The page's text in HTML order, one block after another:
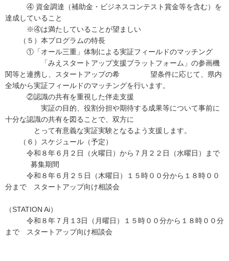
④ 資金調達（補助金・ビジネスコンテスト賞金等を含む）を
達成していること
※④は満たしていることが望ましい
（５）本プログラムの特長
①「オール三重」体制による実証フィールドのマッチング
「みえスタートアップ支援プラットフォーム」の参画機
関等と連携し、スタートアップの希 望条件に応じて、県内
全域から実証フィールドのマッチングを行います。
②認識の共有を重視した伴走支援
実証の目的、役割分担や期待する成果等について事前に
十分な認識の共有を図ることで、双方に
とって有意義な実証実験となるよう支援します。
（６）スケジュール（予定）
令和８年６月２日（火曜日）から７月２２日（水曜日）まで
募集期間
令和８年６月２５日（木曜日）１５時００分から１８時００
分まで スタートアップ向け相談会
（STATION Ai）
令和８年７月１3日（月曜日）１５時００分から１８時００分
まで スタートアップ向け相談会